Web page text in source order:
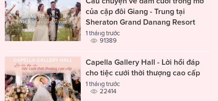
của cặp đôi Giang - Trung tại
Sheraton Grand Danang Resort
1 tháng trước
91389
Capella Gallery Hall - Lời hồi đáp
cho tiệc cưới thời thượng cao cấp
1 tháng trước
22414